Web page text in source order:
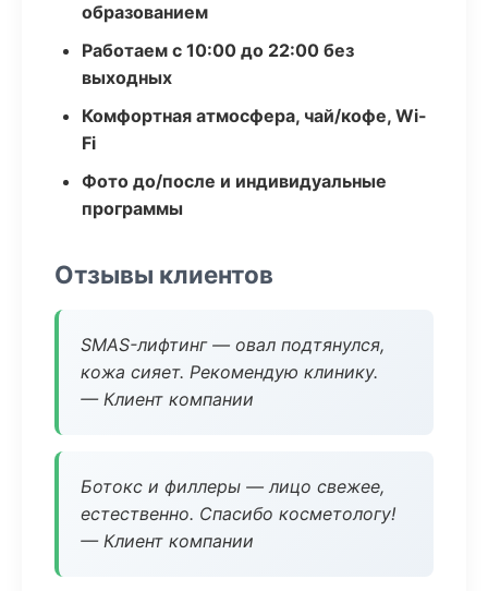
образованием
Работаем с 10:00 до 22:00 без
выходных
Комфортная атмосфера, чай/кофе, Wi-
Fi
Фото до/после и индивидуальные
программы
Отзывы клиентов
SMAS-лифтинг — овал подтянулся,
кожа сияет. Рекомендую клинику.
— Клиент компании
Ботокс и филлеры — лицо свежее,
естественно. Спасибо косметологу!
— Клиент компании